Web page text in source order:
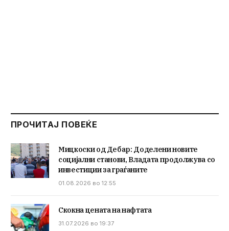
ПРОЧИТАЈ ПОВЕЌЕ
Мицкоски од Дебар: Доделени новите
социјални станови, Владата продолжува со
инвестиции за граѓаните
01.08.2026 во 12:55
Скокна цената на нафтата
31.07.2026 во 19:37